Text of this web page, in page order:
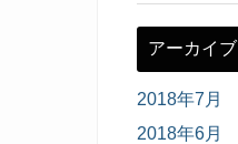
アーカイブ
2018年7月
2018年6月